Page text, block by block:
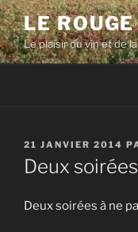
Aller
au
contenu
principal
LE
Le plaisir du vin et de
PUBLIÉ
LE
21 JANVIER 2014
Deux
Deux soirées à ne